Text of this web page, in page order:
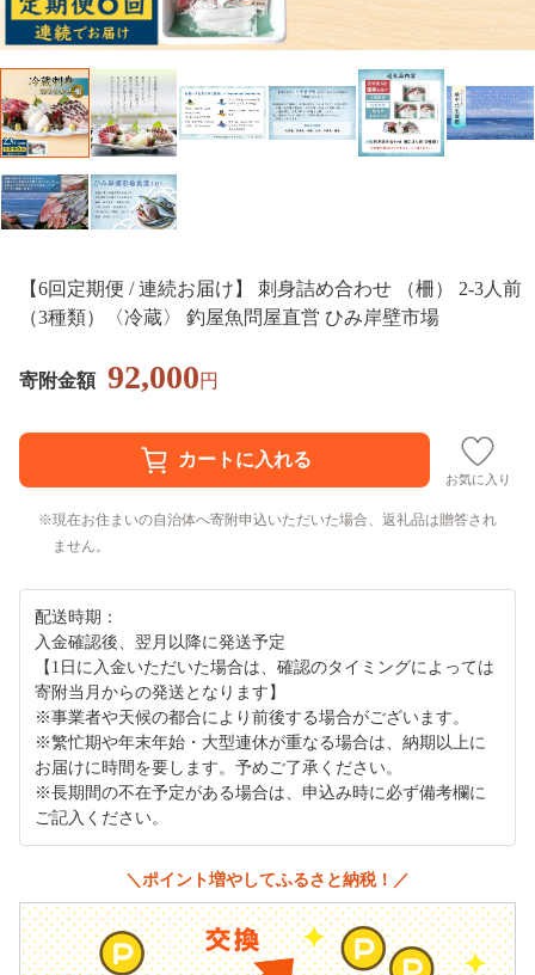
【6回定期便 / 連続お届け】 刺身詰め合わせ （柵） 2-3人前
（3種類）〈冷蔵〉 釣屋魚問屋直営 ひみ岸壁市場
寄附金額 92,000円
お気に入り
現在お住まいの自治体へ寄附申込いただいた場合、返礼品は贈答され
ません。
配送時期：
入金確認後、翌月以降に発送予定
【1日に入金いただいた場合は、確認のタイミングによっては
寄附当月からの発送となります】
※事業者や天候の都合により前後する場合がございます。
※繁忙期や年末年始・大型連休が重なる場合は、納期以上に
お届けに時間を要します。予めご了承ください。
※長期間の不在予定がある場合は、申込み時に必ず備考欄に
ご記入ください。
＼ポイント増やしてふるさと納税！／